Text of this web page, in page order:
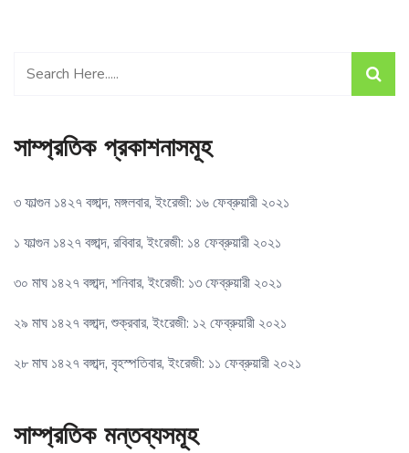
সাম্প্রতিক প্রকাশনাসমূহ
৩ ফাল্গুন ১৪২৭ বঙ্গাব্দ, মঙ্গলবার, ইংরেজী: ১৬ ফেব্রুয়ারী ২০২১
১ ফাল্গুন ১৪২৭ বঙ্গাব্দ, রবিবার, ইংরেজী: ১৪ ফেব্রুয়ারী ২০২১
৩০ মাঘ ১৪২৭ বঙ্গাব্দ, শনিবার, ইংরেজী: ১৩ ফেব্রুয়ারী ২০২১
২৯ মাঘ ১৪২৭ বঙ্গাব্দ, শুক্রবার, ইংরেজী: ১২ ফেব্রুয়ারী ২০২১
২৮ মাঘ ১৪২৭ বঙ্গাব্দ, বৃহস্পতিবার, ইংরেজী: ১১ ফেব্রুয়ারী ২০২১
সাম্প্রতিক মন্তব্যসমূহ